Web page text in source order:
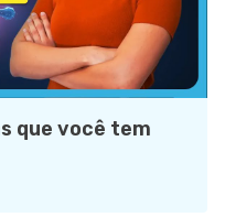
que você tem